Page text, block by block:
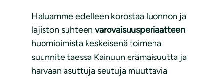
Haluamme edelleen korostaa luonnon ja
lajiston suhteen varovaisuusperiaatteen
huomioimista keskeisenä toimena
suunniteltaessa Kainuun erämaisuutta ja
harvaan asuttuja seutuja muuttavia